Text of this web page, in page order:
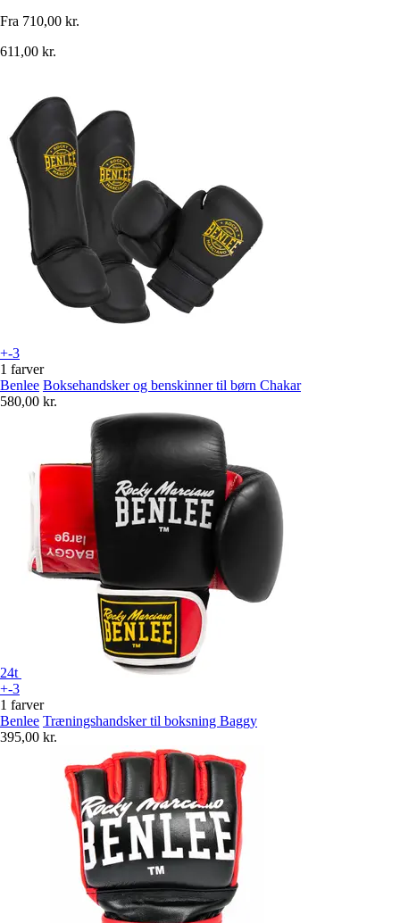
Fra 710,00 kr.
611,00 kr.
+-3
1 farver
Benlee Boksehandsker og benskinner til børn Chakar
580,00 kr.
24t
+-3
1 farver
Benlee Træningshandsker til boksning Baggy
395,00 kr.